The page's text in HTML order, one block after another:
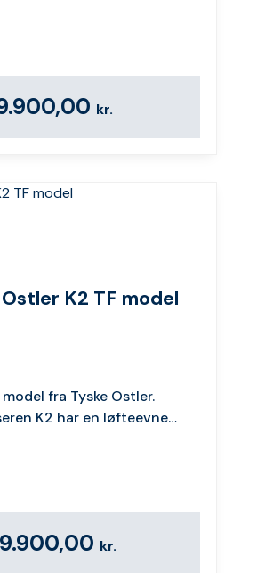
kr.
K2 TF model
fra Tyske Ostler.
K2 har en løfteevne…
kr.